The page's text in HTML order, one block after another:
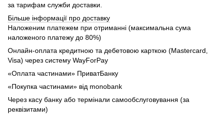
за тарифам служби доставки.
Більше інформації про доставку
Наложеним платежем при отриманні (максимальна сума
наложеного платежу до 80%)
Онлайн-оплата кредитною та дебетовою карткою (Mastercard,
Visa) через систему WayForPay
«Оплата частинами» ПриватБанку
«Покупка частинами» від monobank
Через касу банку або термінали самообслуговування (за
реквізитами)